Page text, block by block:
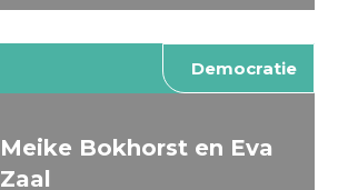
Democratie
Meike Bokhorst en Eva
Zaal